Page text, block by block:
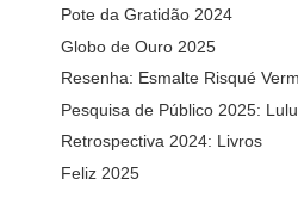
Pote da Gratidão 2024
Globo de Ouro 2025
Resenha: Esmalte Risqué
Pesquisa de Público 2025:
Retrospectiva 2024: Livros
Feliz 2025